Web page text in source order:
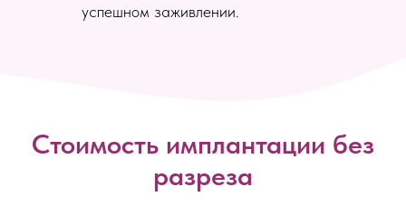
успешном заживлении.
Стоимость имплантации без
разреза